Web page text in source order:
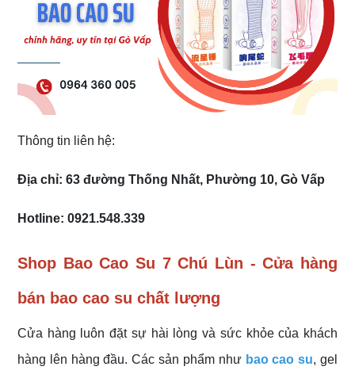
Thông tin liên hệ:
Địa chỉ: 63 đường Thống Nhất, Phường 10, Gò Vấp
Hotline: 0921.548.339
Shop Bao Cao Su 7 Chú Lùn - Cửa hàng
bán bao cao su chất lượng
Cửa hàng luôn đặt sự hài lòng và sức khỏe của khách
hàng lên hàng đầu. Các sản phẩm như bao cao su, gel